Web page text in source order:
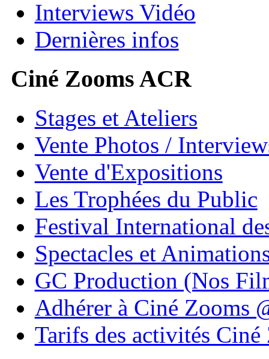
Interviews Vidéo
Dernières infos
Ciné Zooms ACR
Stages et Ateliers
Vente Photos /
Vente d'Expositions
Les Trophées du Public
Festival International
Spectacles et
GC Production (Nos
Adhérer à Ciné Zooms
Tarifs des activités Ciné